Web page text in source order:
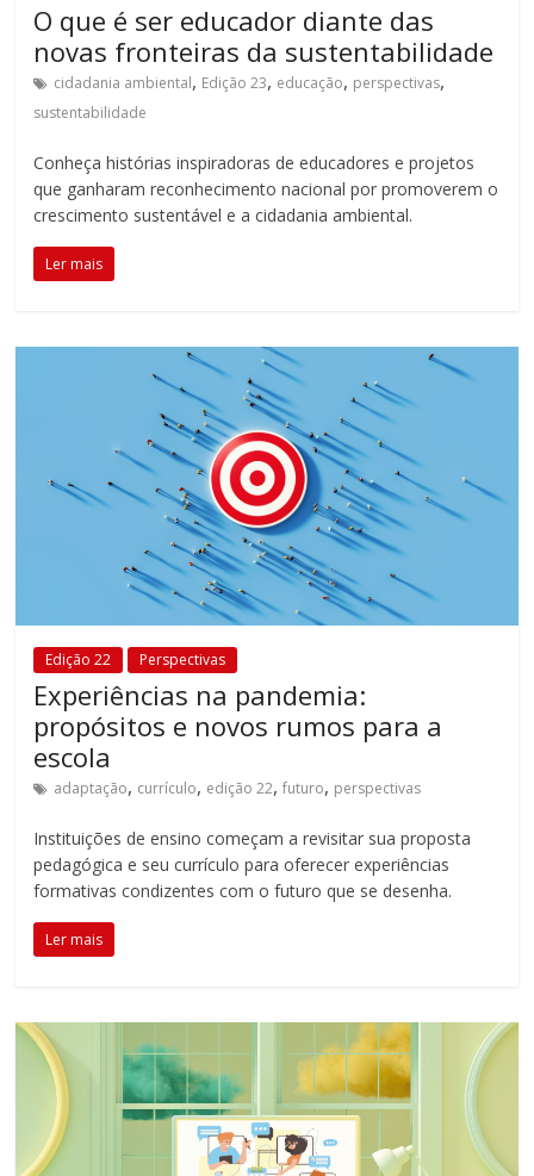
O que é ser educador diante das
novas fronteiras da sustentabilidade
cidadania ambiental, Edição 23, educação, perspectivas,
sustentabilidade
Conheça histórias inspiradoras de educadores e projetos
que ganharam reconhecimento nacional por promoverem o
crescimento sustentável e a cidadania ambiental.
Ler mais
Edição 22 Perspectivas
Experiências na pandemia:
propósitos e novos rumos para a
escola
adaptação, currículo, edição 22,futuro, perspectivas
Instituições de ensino começam a revisitar sua proposta
pedagógica e seu currículo para oferecer experiências
formativas condizentes com o futuro que se desenha.
Ler mais